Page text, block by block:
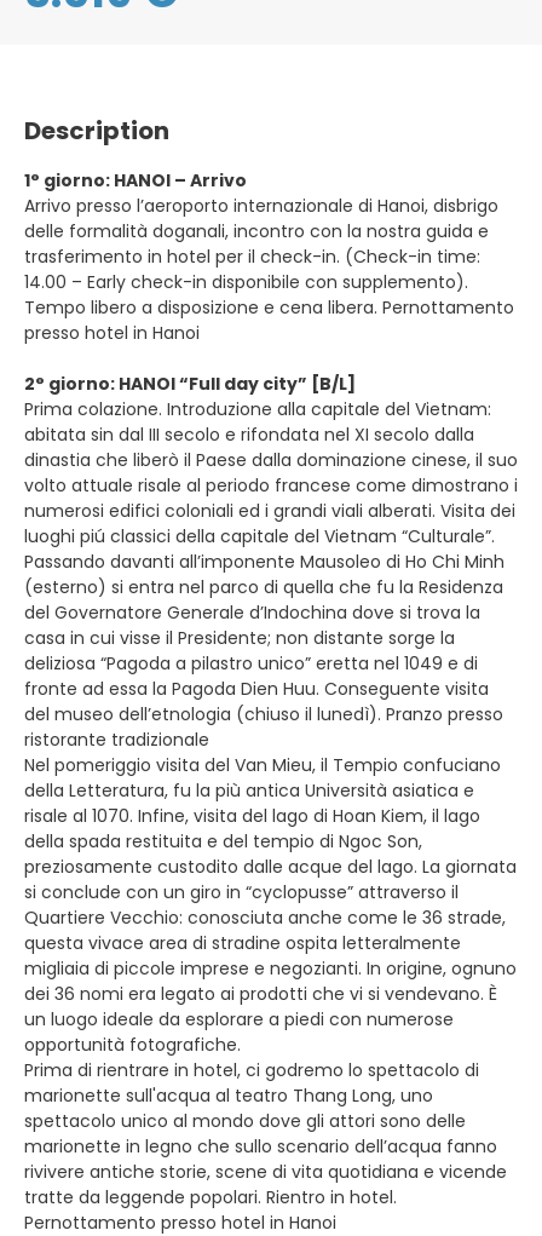
Description
1° giorno: HANOI – Arrivo
Arrivo presso l’aeroporto internazionale di Hanoi, disbrigo
delle formalità doganali, incontro con la nostra guida e
trasferimento in hotel per il check-in. (Check-in time:
14.00 – Early check-in disponibile con supplemento).
Tempo libero a disposizione e cena libera. Pernottamento
presso hotel in Hanoi
2° giorno: HANOI “Full day city” [B/L]
Prima colazione. Introduzione alla capitale del Vietnam:
abitata sin dal III secolo e rifondata nel XI secolo dalla
dinastia che liberò il Paese dalla dominazione cinese, il suo
volto attuale risale al periodo francese come dimostrano i
numerosi edifici coloniali ed i grandi viali alberati. Visita dei
luoghi piú classici della capitale del Vietnam “Culturale”.
Passando davanti all’imponente Mausoleo di Ho Chi Minh
(esterno) si entra nel parco di quella che fu la Residenza
del Governatore Generale d’Indochina dove si trova la
casa in cui visse il Presidente; non distante sorge la
deliziosa “Pagoda a pilastro unico” eretta nel 1049 e di
fronte ad essa la Pagoda Dien Huu. Conseguente visita
del museo dell’etnologia (chiuso il lunedì). Pranzo presso
ristorante tradizionale
Nel pomeriggio visita del Van Mieu, il Tempio confuciano
della Letteratura, fu la più antica Università asiatica e
risale al 1070. Infine, visita del lago di Hoan Kiem, il lago
della spada restituita e del tempio di Ngoc Son,
preziosamente custodito dalle acque del lago. La giornata
si conclude con un giro in “cyclopusse” attraverso il
Quartiere Vecchio: conosciuta anche come le 36 strade,
questa vivace area di stradine ospita letteralmente
migliaia di piccole imprese e negozianti. In origine, ognuno
dei 36 nomi era legato ai prodotti che vi si vendevano. È
un luogo ideale da esplorare a piedi con numerose
opportunità fotografiche.
Prima di rientrare in hotel, ci godremo lo spettacolo di
marionette sull'acqua al teatro Thang Long, uno
spettacolo unico al mondo dove gli attori sono delle
marionette in legno che sullo scenario dell’acqua fanno
rivivere antiche storie, scene di vita quotidiana e vicende
tratte da leggende popolari. Rientro in hotel.
Pernottamento presso hotel in Hanoi